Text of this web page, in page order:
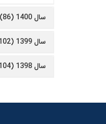
سال 1400 (86)
سال 1399 (102)
سال 1398 (104)